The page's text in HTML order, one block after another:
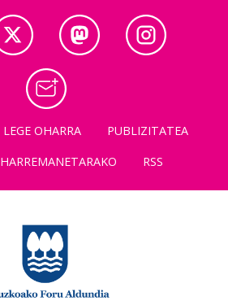
LEGE OHARRA
PUBLIZITATEA
HARREMANETARAKO RSS